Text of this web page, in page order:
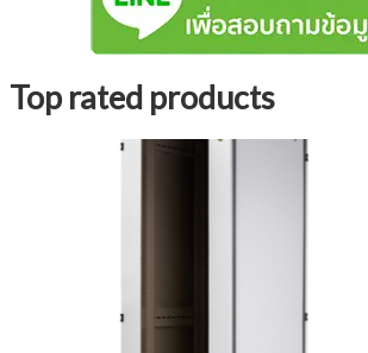
Top rated products